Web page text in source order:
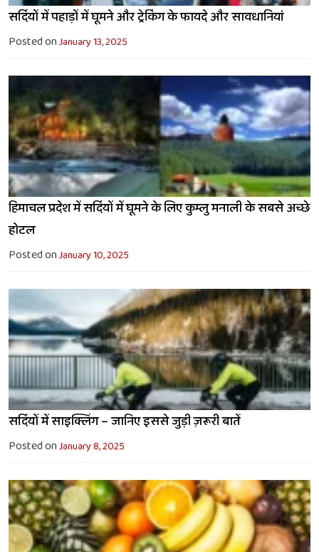
सर्दियों में पहाड़ों में घूमने और ट्रेकिंग के फायदे और सावधानियां
Posted onJanuary 13, 2025
हिमाचल प्रदेश में सर्दियों में घूमने के लिए कुम्लु मनाली के सबसे अच्छे
होटल
Posted onJanuary 10, 2025
सर्दियों में साइक्लिंग – जानिए इससे जुड़ी ज़रूरी बातें
Posted onJanuary 8, 2025